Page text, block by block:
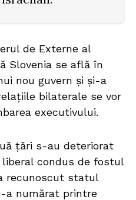
de Externe al
Slovenia se află în
nou guvern și și-a
bilaterale se vor
executivului.
țări s-au deteriorat
condus de fostul
recunoscut statul
a numărat printre